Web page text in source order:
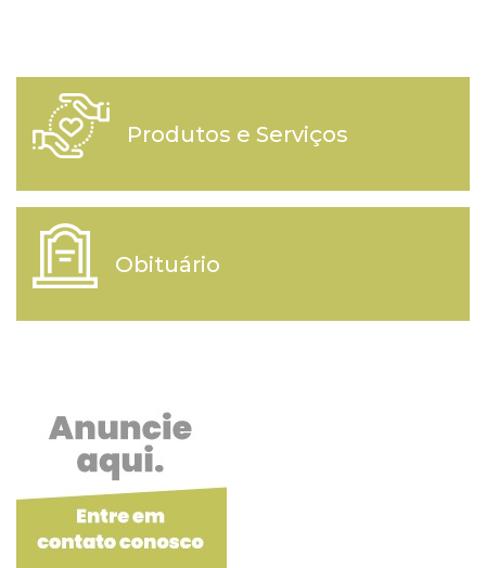
Produtos e Serviços
Obituário